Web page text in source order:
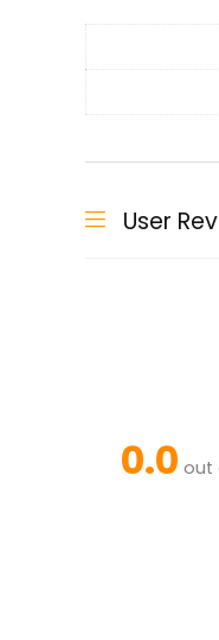
User
0.0 out